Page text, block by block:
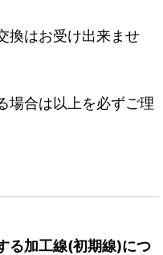
換はお受け出来ませ
場合は以上を必ずご理
る加工線(初期線)につ